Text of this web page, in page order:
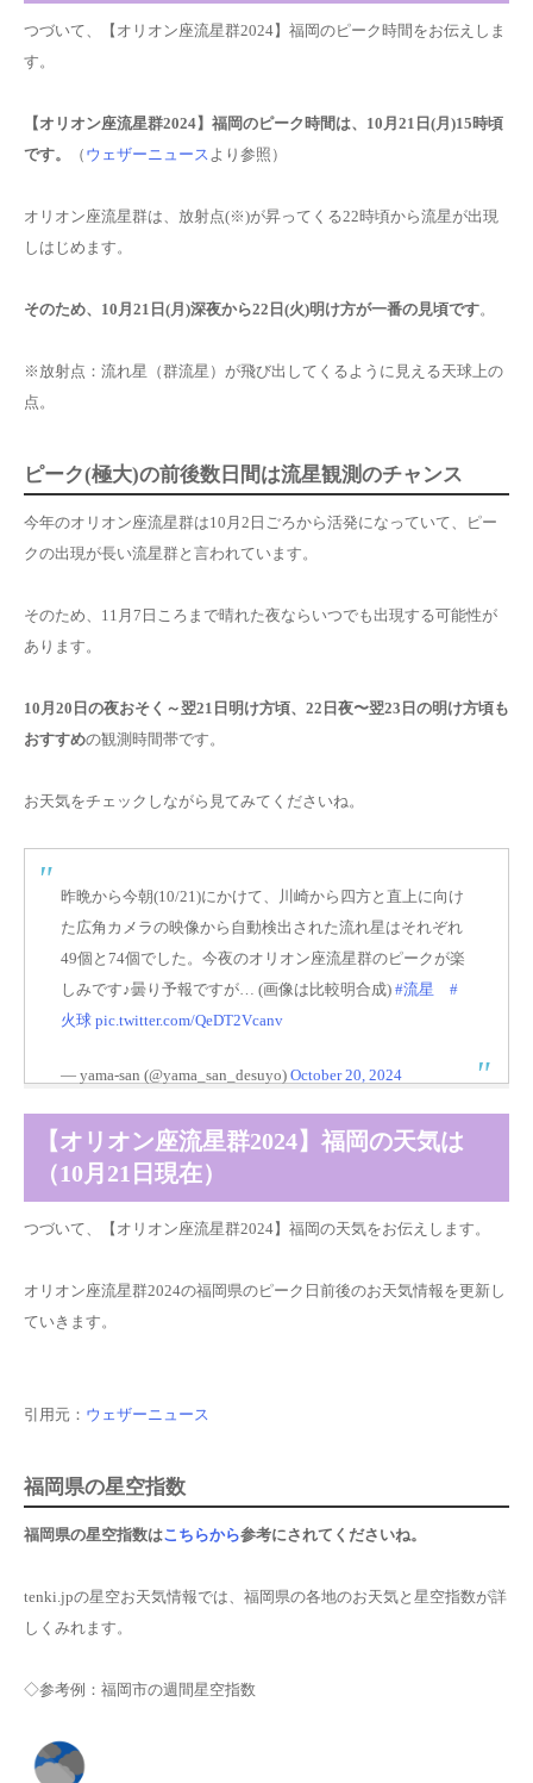
つづいて、【オリオン座流星群2024】福岡のピーク時間をお伝えしま
す。
【オリオン座流星群2024】福岡のピーク時間は、10月21日(月)15時頃
です。
（ ウェザーニュースより参照）
オリオン座流星群は、放射点(※)が昇ってくる22時頃から流星が出現
しはじめます。
そのため、 10月21日(月)深夜から22日(火)明け方が一番の見頃です。
※放射点：流れ星（群流星）が飛び出してくるように見える天球上の
点。
ピーク(極大)の前後数日間は流星観測のチャンス
今年のオリオン座流星群は10月2日ごろから活発になっていて、ピー
クの出現が長い流星群と言われています。
そのため、11月7日ころまで晴れた夜ならいつでも出現する可能性が
あります。
10月20日の夜おそく～翌21日明け方頃、22日夜〜翌23日の明け方頃も
おすすめの観測時間帯です。
お天気をチェックしながら見てみてくださいね。
昨晩から今朝(10/21)にかけて、川崎から四方と直上に向け
た広角カメラの映像から自動検出された流れ星はそれぞれ
49個と74個でした。今夜のオリオン座流星群のピークが楽
しみです♪曇り予報ですが… (画像は比較明合成) #流星
#
火球 pic.twitter.com/QeDT2Vcanv
— yama-san (@yama_san_desuyo) October 20, 2024
【オリオン座流星群2024】福岡の天気は
（10月21日現在）
つづいて、【オリオン座流星群2024】福岡の天気をお伝えします。
オリオン座流星群2024の福岡県のピーク日前後のお天気情報を更新し
ていきます。
引用元： ウェザーニュース
福岡県の星空指数
福岡県の星空指数はこちらから参考にされてくださいね。
tenki.jpの星空お天気情報では、福岡県の各地のお天気と星空指数が詳
しくみれます。
◇参考例：福岡市の週間星空指数